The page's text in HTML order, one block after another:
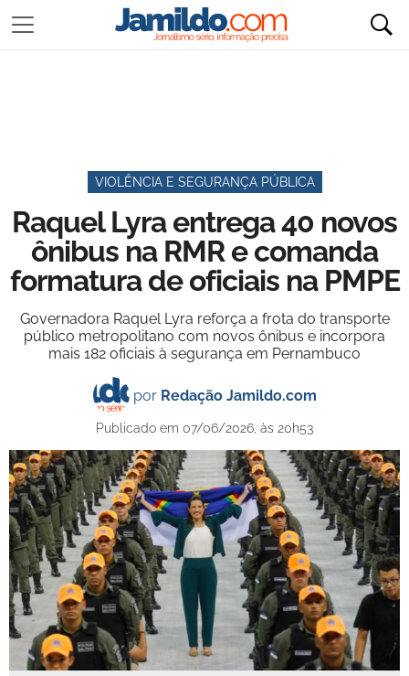
VIOLÊNCIA E SEGURANÇA PÚBLICA
Raquel Lyra entrega 40 novos
ônibus na RMR e comanda
formatura de oficiais na PMPE
Governadora Raquel Lyra reforça a frota do transporte
público metropolitano com novos ônibus e incorpora
mais 182 oficiais à segurança em Pernambuco
por Redação Jamildo.com
Publicado em 07/06/2026, às 20h53